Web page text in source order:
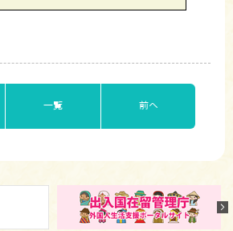
一覧 前へ